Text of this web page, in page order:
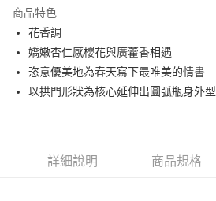
運送方式
付款後全家取貨
每筆NT$80，滿NT$1,000(含以上)免運費
付款後萊爾富取貨
每筆NT$80，滿NT$1,000(含以上)免運費
商品特色
花香調
嬌嫩杏仁感櫻花與廣藿香相遇
恣意優美地為春天寫下最唯美的情書
以拱門形狀為核心延伸出圓弧瓶身外型
詳細說明 商品規格